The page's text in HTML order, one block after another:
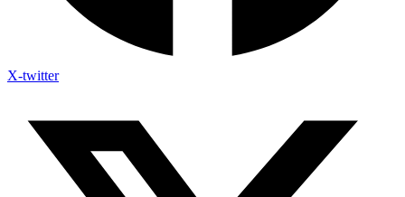
X-twitter